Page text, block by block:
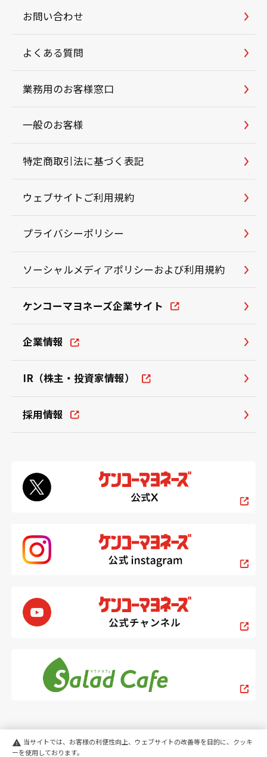
お問い合わせ
よくある質問
業務用のお客様窓口
一般のお客様
特定商取引法に基づく表記
ウェブサイトご利用規約
プライバシーポリシー
ソーシャルメディアポリシーおよび利用規約
ケンコーマヨネーズ企業サイト
企業情報
IR（株主・投資家情報）
採用情報
warning 当サイトでは、お客様の利便性向上、ウェブサイトの改善等を目的に、クッキ
ーを使用しております。